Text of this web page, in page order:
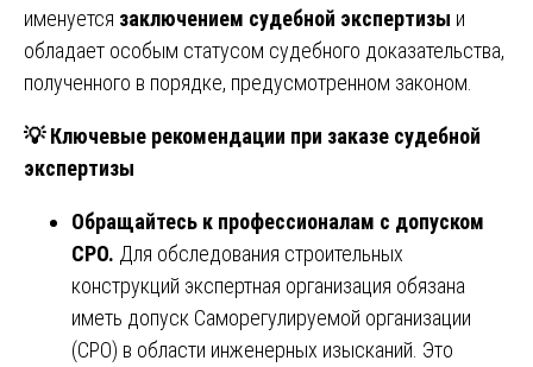
именуется заключением судебной экспертизы и
обладает особым статусом судебного доказательства,
полученного в порядке, предусмотренном законом.
💡Ключевые рекомендации при заказе судебной
экспертизы
Обращайтесь к профессионалам с допуском
СРО. Для обследования строительных
конструкций экспертная организация обязана
иметь допуск Саморегулируемой организации
(СРО) в области инженерных изысканий. Это